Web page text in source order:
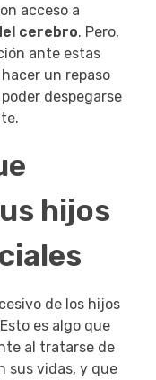
acceso a
cerebro. Pero,
ante estas
un repaso
despegarse
hijos
de los hijos
es algo que
al tratarse de
sus vidas, y que